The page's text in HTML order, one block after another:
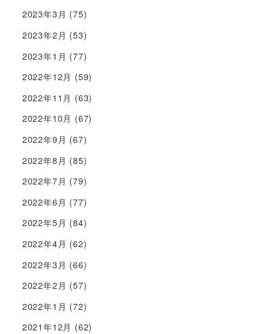
2023年3月 (75)
2023年2月 (53)
2023年1月 (77)
2022年12月 (59)
2022年11月 (63)
2022年10月 (67)
2022年9月 (67)
2022年8月 (85)
2022年7月 (79)
2022年6月 (77)
2022年5月 (84)
2022年4月 (62)
2022年3月 (66)
2022年2月 (57)
2022年1月 (72)
2021年12月 (62)